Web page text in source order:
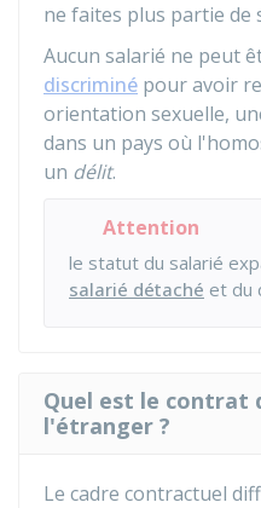
ne faites plus partie de
Aucun salarié ne peut
discriminé pour avoir
orientation sexuelle,
dans un pays où
un délit.
Attention
le statut du salarié
salarié détaché et du
Quel est le contrat
l'étranger ?
Le cadre contractuel